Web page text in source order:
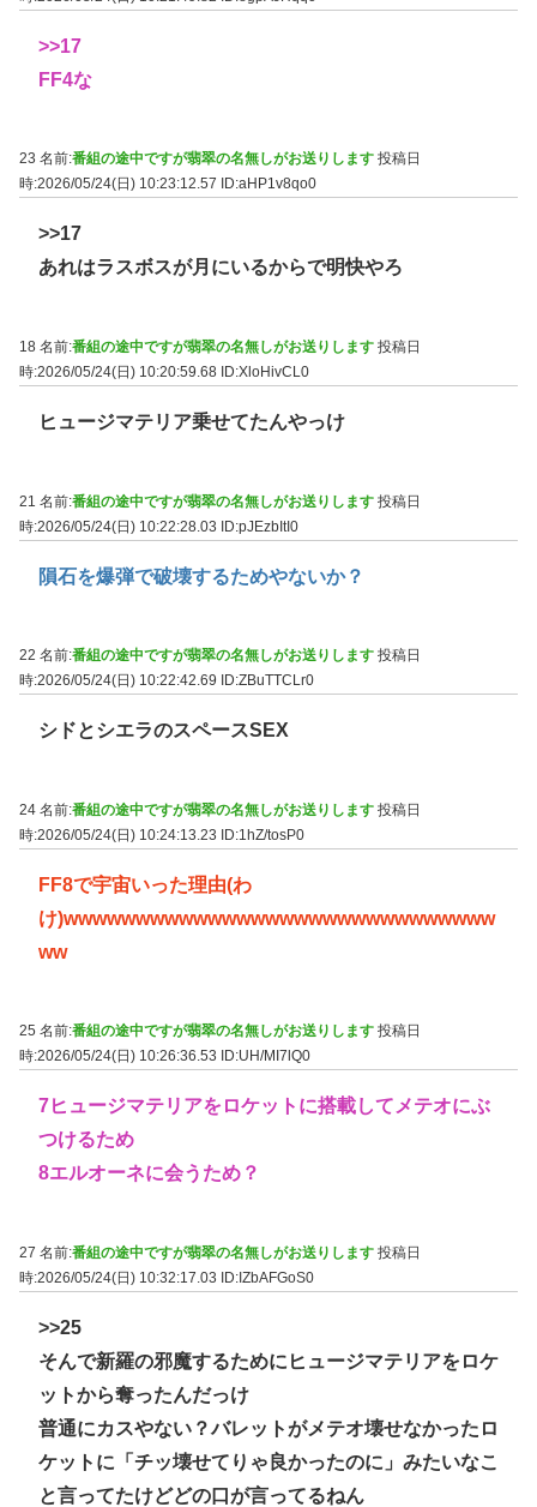
>>17
FF4な
23 名前:番組の途中ですが翡翠の名無しがお送りします 投稿日
時:2026/05/24(日) 10:23:12.57
ID:aHP1v8qo0
>>17
あれはラスボスが月にいるからで明快やろ
18 名前:番組の途中ですが翡翠の名無しがお送りします 投稿日
時:2026/05/24(日) 10:20:59.68 ID:XloHivCL0
ヒュージマテリア乗せてたんやっけ
21 名前:番組の途中ですが翡翠の名無しがお送りします 投稿日
時:2026/05/24(日) 10:22:28.03 ID:pJEzbItI0
隕石を爆弾で破壊するためやないか？
22 名前:番組の途中ですが翡翠の名無しがお送りします 投稿日
時:2026/05/24(日) 10:22:42.69
ID:ZBuTTCLr0
シドとシエラのスペースSEX
24 名前:番組の途中ですが翡翠の名無しがお送りします 投稿日
時:2026/05/24(日) 10:24:13.23 ID:1hZ/tosP0
FF8で宇宙いった理由(わ
け)wwwwwwwwwwwwwwwwwwwwwwwwwwwwww
ww
25 名前:番組の途中ですが翡翠の名無しがお送りします 投稿日
時:2026/05/24(日) 10:26:36.53
ID:UH/MI7lQ0
7ヒュージマテリアをロケットに搭載してメテオにぶ
つけるため
8エルオーネに会うため？
27 名前:番組の途中ですが翡翠の名無しがお送りします 投稿日
時:2026/05/24(日) 10:32:17.03
ID:IZbAFGoS0
>>25
そんで新羅の邪魔するためにヒュージマテリアをロケ
ットから奪ったんだっけ
普通にカスやない？バレットがメテオ壊せなかったロ
ケットに「チッ壊せてりゃ良かったのに」みたいなこ
と言ってたけどどの口が言ってるねん